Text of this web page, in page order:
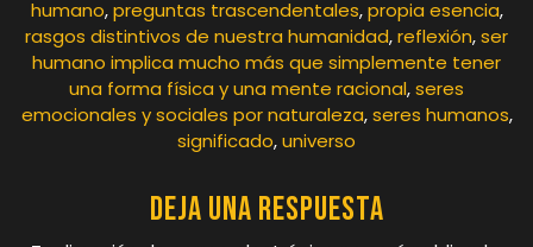
humano,preguntas trascendentales,propia esencia,
rasgos distintivos de nuestra humanidad,reflexión,ser
humano implica mucho más que simplemente tener
una forma física y una mente racional,seres
emocionales y sociales por naturaleza,seres humanos,
significado,universo
Deja una respuesta